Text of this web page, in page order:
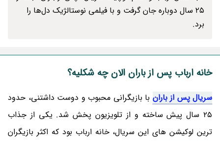
۲۵ سال دوباره جان گرفت و با فیلمی نوستالژیک دل‌ها را
برد.
خانه ارباب پس از باران الان چه شکلیه؟
سریال پس از باران با بازیگرانی محبوب و دوست داشتنی، حدود
25 سال پیش ساخته و از تلویزیون پخش شد. یکی از جذاب
ترین لوکیشن های این سریال، خانه ارباب بود که اکثر بازیگران